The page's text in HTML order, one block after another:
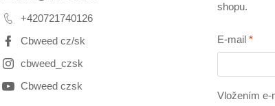
+420721740126
Cbweed cz/sk
cbweed_czsk
Cbweed czsk
shopu.
E-mail
Vložením e-